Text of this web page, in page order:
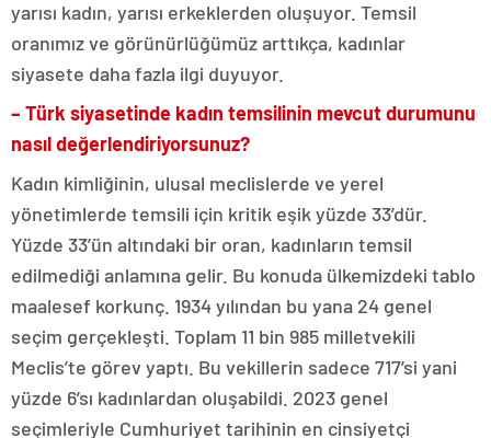
yarısı kadın, yarısı erkeklerden oluşuyor. Temsil
oranımız ve görünürlüğümüz arttıkça, kadınlar
siyasete daha fazla ilgi duyuyor.
– Türk siyasetinde kadın temsilinin mevcut durumunu
nasıl değerlendiriyorsunuz?
Kadın kimliğinin, ulusal meclislerde ve yerel
yönetimlerde temsili için kritik eşik yüzde 33’dür.
Yüzde 33’ün altındaki bir oran, kadınların temsil
edilmediği anlamına gelir. Bu konuda ülkemizdeki tablo
maalesef korkunç. 1934 yılından bu yana 24 genel
seçim gerçekleşti. Toplam 11 bin 985 milletvekili
Meclis’te görev yaptı. Bu vekillerin sadece 717’si yani
yüzde 6’sı kadınlardan oluşabildi. 2023 genel
seçimleriyle Cumhuriyet tarihinin en cinsiyetçi